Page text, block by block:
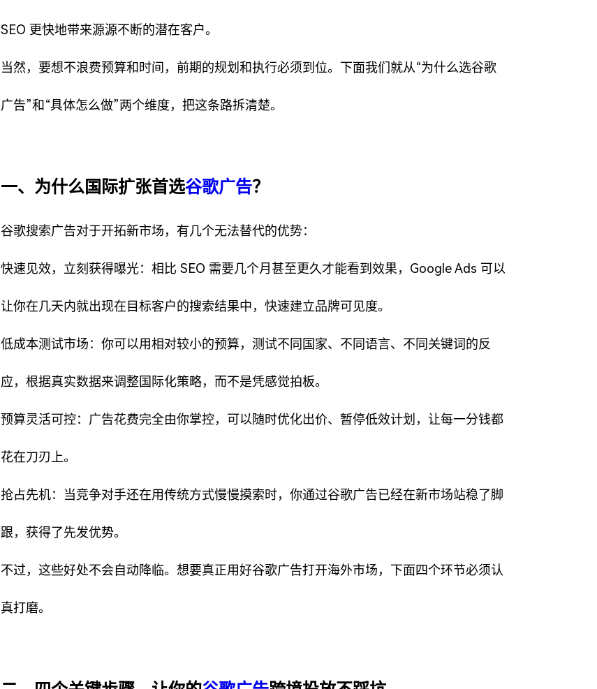
SEO 更快地带来源源不断的潜在客户。
当然，要想不浪费预算和时间，前期的规划和执行必须到位。下面我们就从“为什么选谷歌
广告”和“具体怎么做”两个维度，把这条路拆清楚。
一、为什么国际扩张首选谷歌广告？
谷歌搜索广告对于开拓新市场，有几个无法替代的优势：
快速见效，立刻获得曝光：相比 SEO 需要几个月甚至更久才能看到效果，Google Ads 可以
让你在几天内就出现在目标客户的搜索结果中，快速建立品牌可见度。
低成本测试市场：你可以用相对较小的预算，测试不同国家、不同语言、不同关键词的反
应，根据真实数据来调整国际化策略，而不是凭感觉拍板。
预算灵活可控：广告花费完全由你掌控，可以随时优化出价、暂停低效计划，让每一分钱都
花在刀刃上。
抢占先机：当竞争对手还在用传统方式慢慢摸索时，你通过谷歌广告已经在新市场站稳了脚
跟，获得了先发优势。
不过，这些好处不会自动降临。想要真正用好谷歌广告打开海外市场，下面四个环节必须认
真打磨。